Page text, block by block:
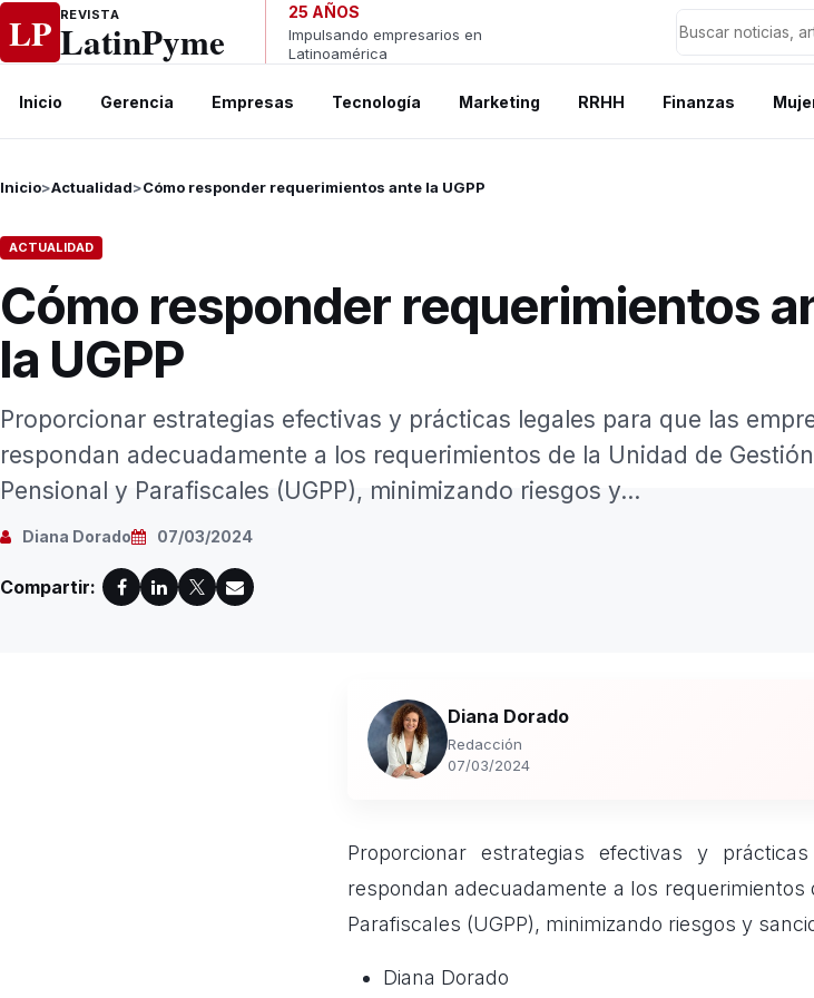
Ir al contenido
LP REVISTA
LatinPyme
25 AÑOS
Impulsando empresarios en
Latinoamérica
Inicio Gerencia Empresas Tecnología Marketing RRHH Finanzas
Inicio>Actualidad>Cómo responder requerimientos ante la UGPP
ACTUALIDAD
Cómo responder requerimientos
la UGPP
Proporcionar estrategias efectivas y prácticas legales para que las
respondan adecuadamente a los requerimientos de la Unidad de Gestión
Pensional y Parafiscales (UGPP), minimizando riesgos y...
Diana Dorado 07/03/2024
Compartir:
Diana Dorado
Redacción
07/03/2024
Proporcionar estrategias efectivas y
respondan adecuadamente a los requerimientos
Parafiscales (UGPP), minimizando riesgos y
Diana Dorado